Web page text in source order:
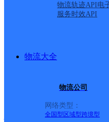
物流轨迹API电
服务时效API
物流大全
物流公司
网络类型：
全国型 区域型跨境型
鹤岗市萝北县永泰路营业
更多号码地址：黑
延军邮政支局